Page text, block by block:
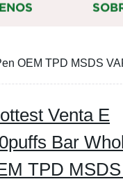
OEM TPD MSDS
Venta E
Bar
TPD